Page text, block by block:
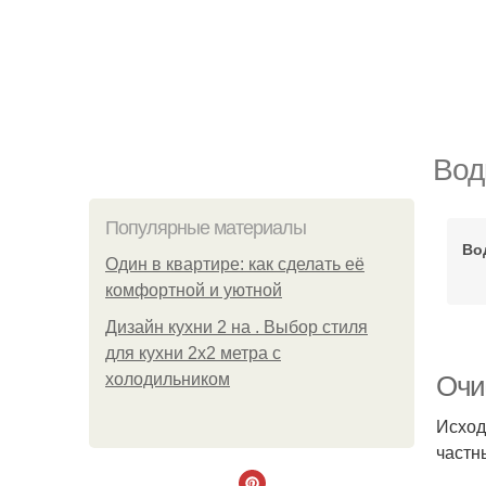
Популярные материалы
Один в квартире: как сделать её
комфортной и уютной
Дизайн кухни 2 на . Выбор стиля
для кухни 2х2 метра с
холодильником